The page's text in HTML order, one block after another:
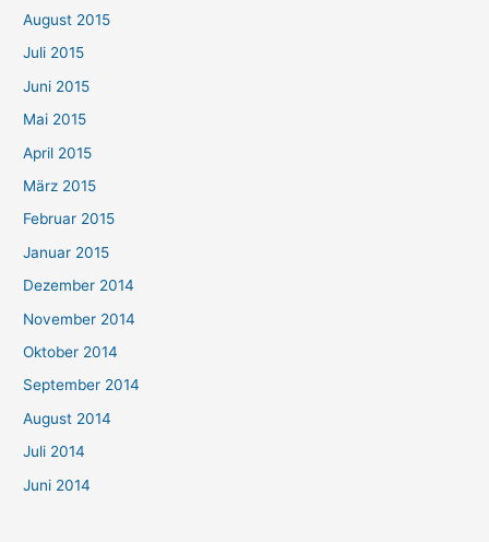
August 2015
Juli 2015
Juni 2015
Mai 2015
April 2015
März 2015
Februar 2015
Januar 2015
Dezember 2014
November 2014
Oktober 2014
September 2014
August 2014
Juli 2014
Juni 2014